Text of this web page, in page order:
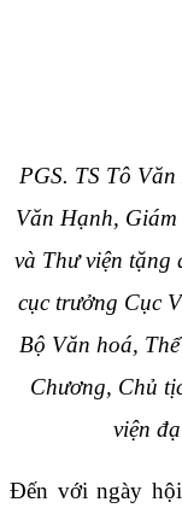
PGS. TS Tô
Văn Hạnh,
và Thư viện
cục trưởng Cục
Bộ Văn hoá,
Chương, Chủ
viện
Đến với ngày hội